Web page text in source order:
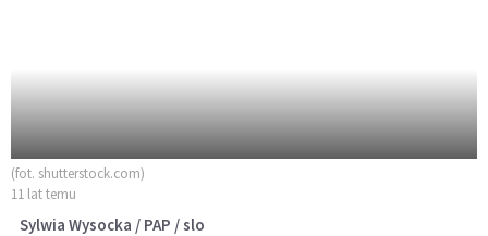
(fot. shutterstock.com)
11 lat temu
Sylwia Wysocka / PAP / slo